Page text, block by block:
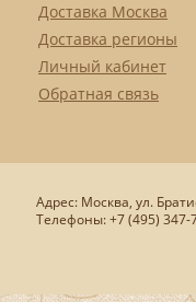
Доставка Москва
Доставка регионы
Личный кабинет
Обратная связь
Адрес: Москва, ул.
Телефоны: +7 (495) 347-